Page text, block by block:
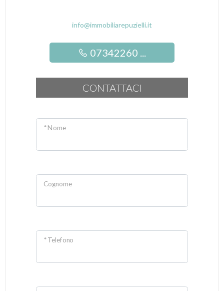
info@immobiliarepuzielli.it
07342260 ...
CONTATTACI
* Nome
Cognome
* Telefono